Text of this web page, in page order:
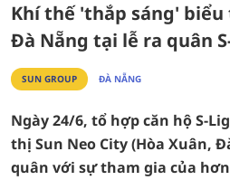
Khí thế 'thắp sáng'
Đà Nẵng tại lễ ra quân
SUN GROUP ĐÀ NẴNG
Ngày 24/6, tổ hợp căn hộ S-
thị Sun Neo City (Hòa Xuân,
quân với sự tham gia của